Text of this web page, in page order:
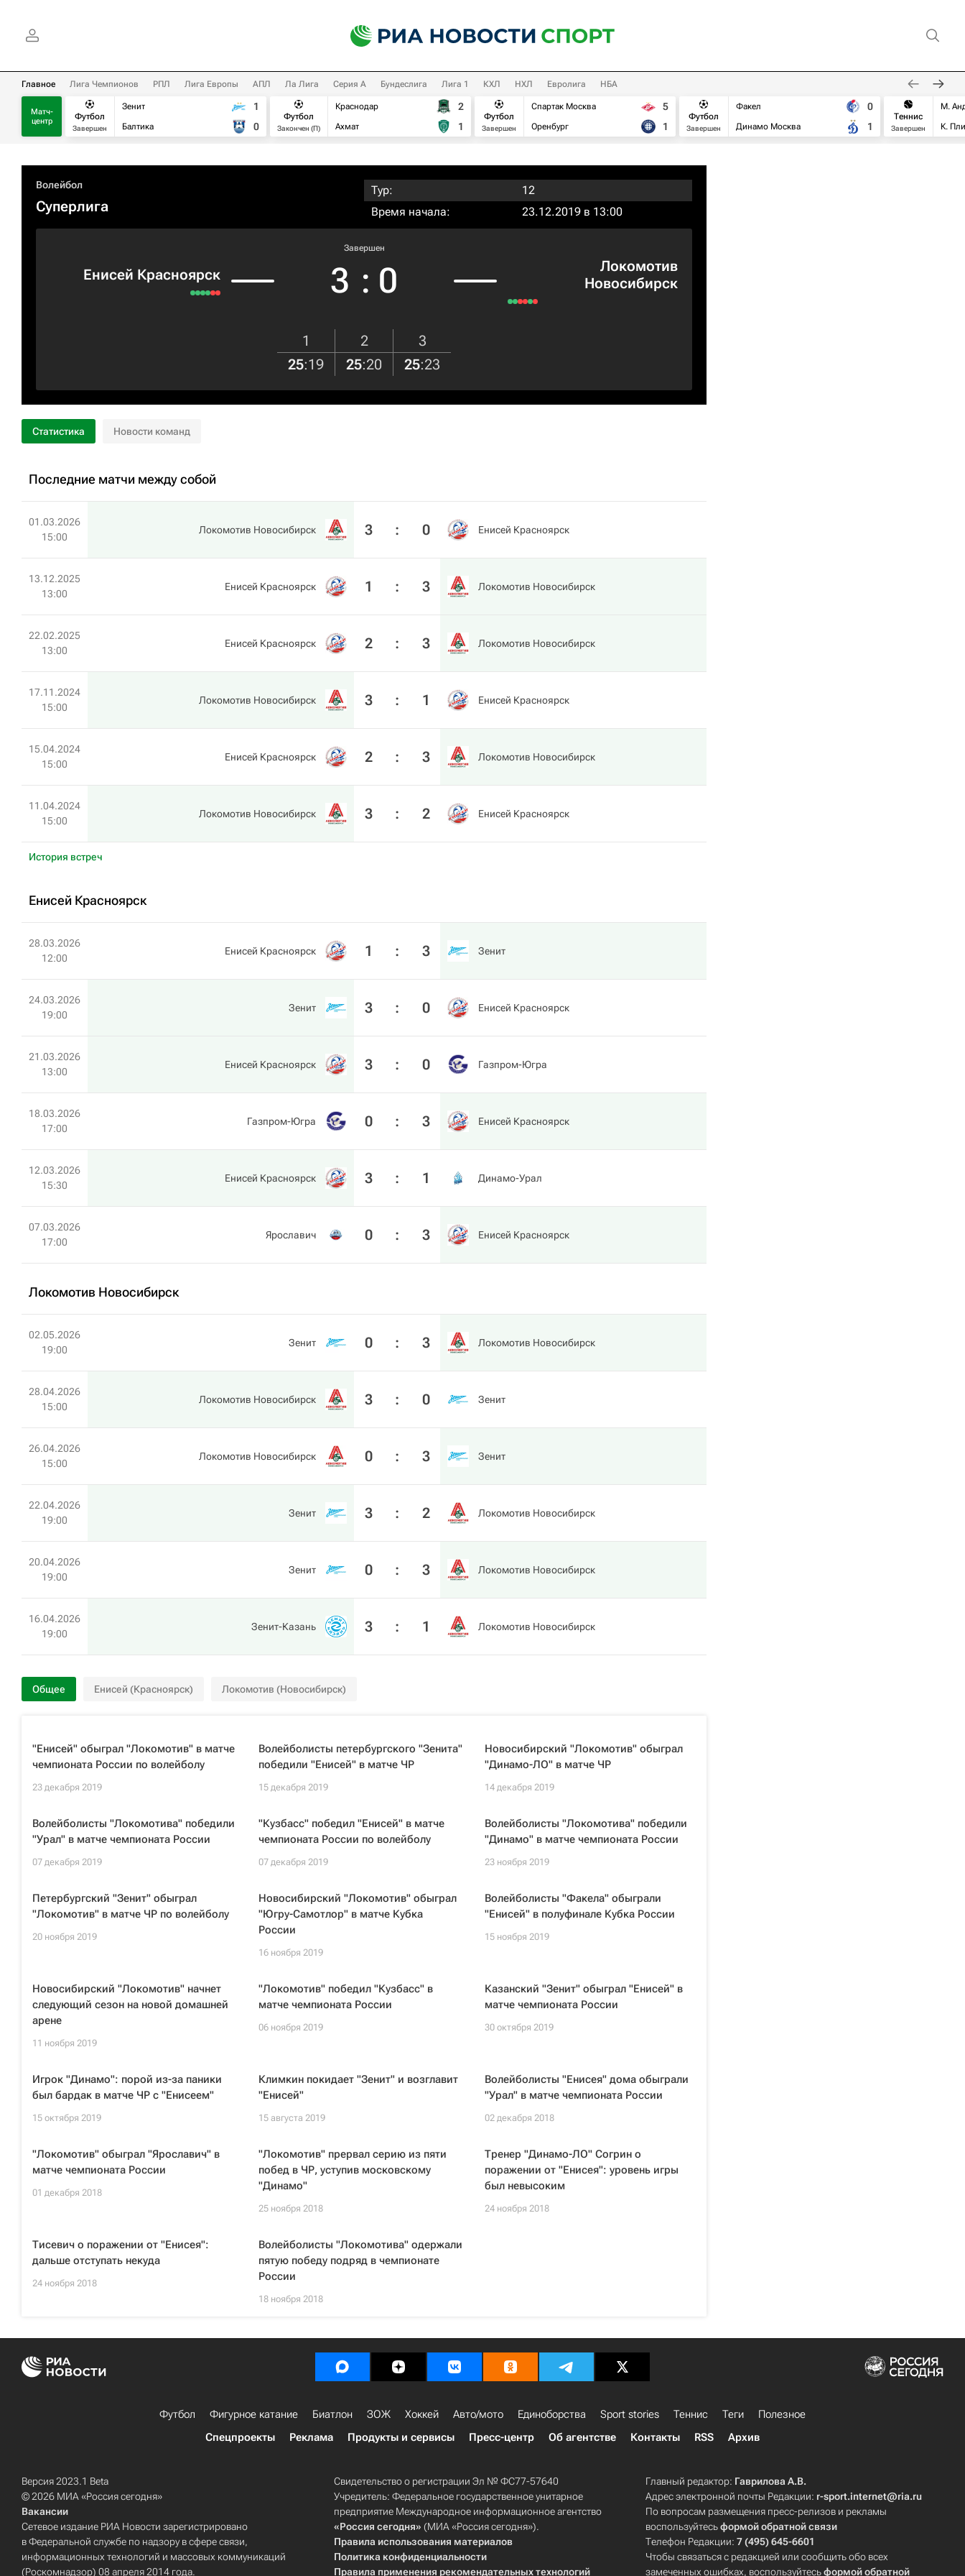
Главное Лига Чемпионов РПЛ Лига Европы АПЛ Ла Лига Серия А Бундеслига Лига 1 КХЛ НХЛ Евролига НБА
Матч-
центр
Футбол
Завершен
Зенит
Балтика
1
0
Футбол
Закончен (П)
Краснодар
Ахмат
2
1
Футбол
Завершен
Спартак Москва
Оренбург
5
1
Футбол
Завершен
Факел
Динамо Москва
0
1
Теннис
Завершен
М.
К.
Волейбол
Суперлига
Тур:
12
Время начала:
23.12.2019 в 13:00
Енисей Красноярск
Завершен
3 : 0
Локомотив
Новосибирск
1 2
3
25:19 25:20 25:23
Статистика Новости команд
Последние матчи между собой
01.03.2026
15:00
Локомотив Новосибирск 3 : 0 Енисей Красноярск
13.12.2025
13:00
Енисей Красноярск 1 : 3 Локомотив Новосибирск
22.02.2025
13:00
Енисей Красноярск 2 : 3 Локомотив Новосибирск
17.11.2024
15:00
Локомотив Новосибирск 3 : 1 Енисей Красноярск
15.04.2024
15:00
Енисей Красноярск 2 : 3 Локомотив Новосибирск
11.04.2024
15:00
Локомотив Новосибирск 3 : 2 Енисей Красноярск
История встреч
Енисей Красноярск
28.03.2026
12:00
Енисей Красноярск 1 : 3 Зенит
24.03.2026
19:00
Зенит 3 : 0 Енисей Красноярск
21.03.2026
13:00
Енисей Красноярск 3 : 0 Газпром-Югра
18.03.2026
17:00
Газпром-Югра 0 : 3 Енисей Красноярск
12.03.2026
15:30
Енисей Красноярск 3 : 1 Динамо-Урал
07.03.2026
17:00
Ярославич 0 : 3 Енисей Красноярск
Локомотив Новосибирск
02.05.2026
19:00
Зенит 0 : 3 Локомотив Новосибирск
28.04.2026
15:00
Локомотив Новосибирск 3 : 0 Зенит
26.04.2026
15:00
Локомотив Новосибирск 0 : 3 Зенит
22.04.2026
19:00
Зенит 3 : 2 Локомотив Новосибирск
20.04.2026
19:00
Зенит 0 : 3 Локомотив Новосибирск
16.04.2026
19:00
Зенит-Казань 3 : 1 Локомотив Новосибирск
Общее Енисей (Красноярск) Локомотив (Новосибирск)
"Енисей" обыграл "Локомотив" в матче
чемпионата России по волейболу
23 декабря 2019
Волейболисты петербургского "Зенита"
победили "Енисей" в матче ЧР
15 декабря 2019
Новосибирский "Локомотив" обыграл
"Динамо-ЛО" в матче ЧР
14 декабря 2019
Волейболисты "Локомотива" победили
"Урал" в матче чемпионата России
07 декабря 2019
"Кузбасс" победил "Енисей" в матче
чемпионата России по волейболу
07 декабря 2019
Волейболисты "Локомотива" победили
"Динамо" в матче чемпионата России
23 ноября 2019
Петербургский "Зенит" обыграл
"Локомотив" в матче ЧР по волейболу
20 ноября 2019
Новосибирский "Локомотив" обыграл
"Югру-Самотлор" в матче Кубка
России
16 ноября 2019
Волейболисты "Факела" обыграли
"Енисей" в полуфинале Кубка России
15 ноября 2019
Новосибирский "Локомотив" начнет
следующий сезон на новой домашней
арене
11 ноября 2019
"Локомотив" победил "Кузбасс" в
матче чемпионата России
06 ноября 2019
Казанский "Зенит" обыграл "Енисей" в
матче чемпионата России
30 октября 2019
Игрок "Динамо": порой из-за паники
был бардак в матче ЧР с "Енисеем"
15 октября 2019
Климкин покидает "Зенит" и возглавит
"Енисей"
15 августа 2019
Волейболисты "Енисея" дома обыграли
"Урал" в матче чемпионата России
02 декабря 2018
"Локомотив" обыграл "Ярославич" в
матче чемпионата России
01 декабря 2018
"Локомотив" прервал серию из пяти
побед в ЧР, уступив московскому
"Динамо"
25 ноября 2018
Тренер "Динамо-ЛО" Согрин о
поражении от "Енисея": уровень игры
был невысоким
24 ноября 2018
Тисевич о поражении от "Енисея":
дальше отступать некуда
24 ноября 2018
Волейболисты "Локомотива" одержали
пятую победу подряд в чемпионате
России
18 ноября 2018
Футбол Фигурное катание Биатлон ЗОЖ Хоккей Авто/мото Единоборства Sport stories Теннис Теги
Полезное
Спецпроекты
Реклама Продукты и сервисы Пресс-центр Об агентстве Контакты RSS Архив
Версия 2023.1 Beta
© 2026 МИА «Россия сегодня»
Вакансии
Сетевое издание РИА Новости зарегистрировано
в Федеральной службе по надзору в сфере связи,
информационных технологий и массовых коммуникаций
(Роскомнадзор) 08 апреля 2014 года.
Свидетельство о регистрации Эл № ФС77-57640
Учредитель: Федеральное государственное унитарное
предприятие Международное информационное агентство
«Россия сегодня» (МИА «Россия сегодня»).
Правила использования материалов
Политика конфиденциальности
Правила применения рекомендательных технологий
Главный редактор: Гаврилова А.В.
Адрес электронной почты Редакции: r-sport.internet@ria.ru
По вопросам размещения пресс-релизов и рекламы
воспользуйтесьформой обратной связи
Телефон Редакции:7 (495) 645-6601
Чтобы связаться с редакцией или сообщить обо всех
замеченных ошибках, воспользуйтесьформой обратной